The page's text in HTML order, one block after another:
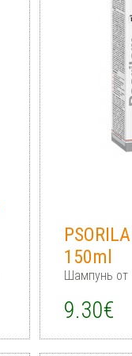
150ml
Шампунь от
9.30€